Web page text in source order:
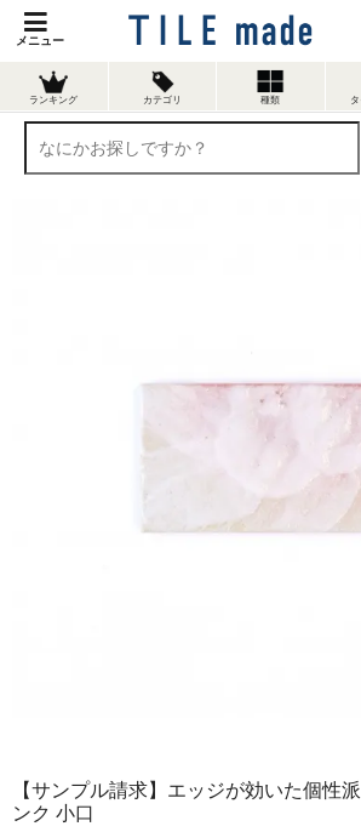
メニュー
ランキング カテゴリ 種類
【サンプル請求】エッジが効いた個性
ンク 小口